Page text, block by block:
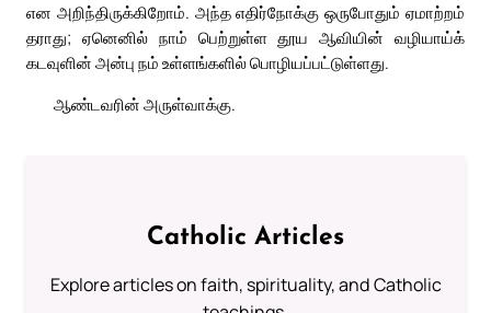
என அறிந்திருக்கிறோம். அந்த எதிர்நோக்கு ஒருபோதும் ஏமாற்றம்
தராது; ஏனெனில் நாம் பெற்றுள்ள தூய ஆவியின் வழியாய்க்
கடவுளின் அன்பு நம் உள்ளங்களில் பொழியப்பட்டுள்ளது.
ஆண்டவரின் அருள்வாக்கு.
Catholic Articles
Explore articles on faith, spirituality, and Catholic